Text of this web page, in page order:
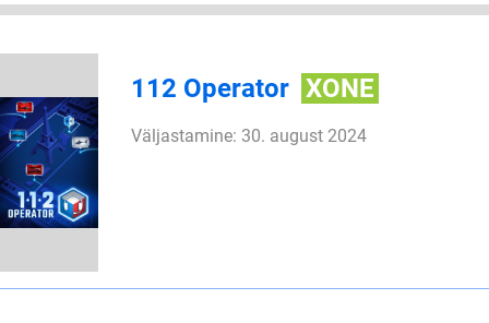
112 Operator XONE
Väljastamine: 30. august 2024